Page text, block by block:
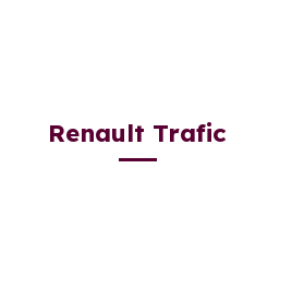
Renault Trafic